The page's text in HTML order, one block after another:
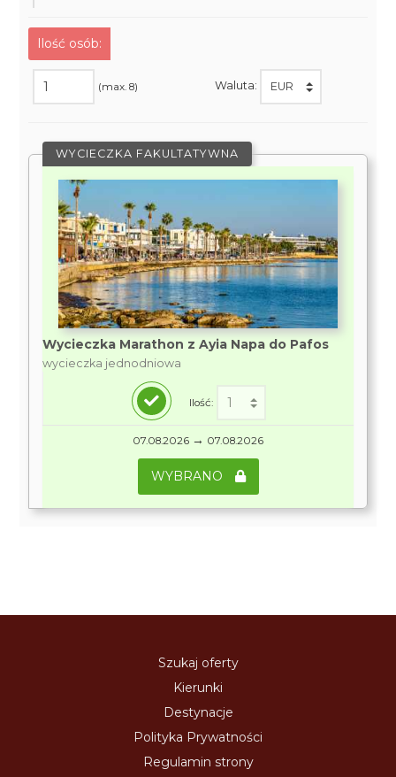
Ilość osób:
(max. 8) Waluta:
WYCIECZKA FAKULTATYWNA
Wycieczka Marathon z Ayia Napa do Pafos
wycieczka jednodniowa
Ilość:
07.08.2026 → 07.08.2026
WYBRANO
Szukaj oferty
Kierunki
Destynacje
Polityka Prywatności
Regulamin strony